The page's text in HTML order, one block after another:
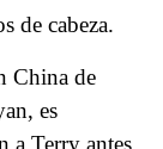
de cabeza.
China de
es
a Terry antes